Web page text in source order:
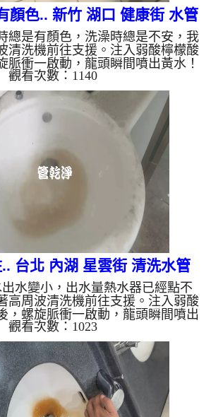
顏色.. 新竹 湖口 健康街 水管
清洗
總是有顏色，洗澡時總是不安，我
清洗機前往支援。注入弱酸檸檬酸
脈衝一啟動，龍頭瞬間噴出黃水！
小時努力，出水變乾淨出水量也變
管需要定期「大掃除」？ 單靠水壓
垢。不同的水質顏色，反映了不同
（鐵鏽）： 管線老化徵兆。 黑色
於地下水源。 綠色（銅綠）： 銅
乳白（生物膜）： 細菌黏液滋生的
警...
觀看次數：1140
台北 內湖 星雲街 清洗水管
水變小，出水量熱水器已經點不
高周波清洗機前往支援。注入弱酸
，螺旋脈衝一啟動，龍頭瞬間噴出
深，經過兩小時努力，熱水出水量
麼水管需要定期「大掃除」？ 單靠
年汙垢。不同的水質顏色，反映了
棕色（鐵鏽）： 管線老化徵兆。
： 常見於地下水源。 綠色（銅
氧化。 乳白（生物膜）： 細菌黏
液滋生的...
觀看次數：1023